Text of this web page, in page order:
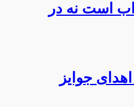
است نه در
جوایز